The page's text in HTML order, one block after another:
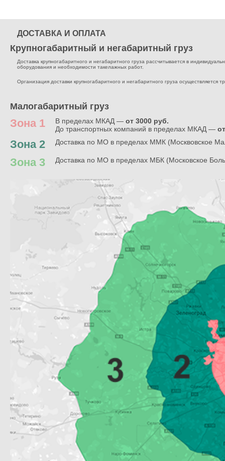
ДОСТАВКА И ОПЛАТА
Крупногабаритный и негабаритный груз
Доставка крупногабаритного и негабаритного груза рассчитывается в
оборудования и необходимости такелажных работ.
Организация доставки крупногабаритного и негабаритного груза
Малогабаритный груз
Зона 1 В пределах МКАД — от 3000 руб.
До транспортных компаний в пределах МКАД —
Зона 2 Доставка по МО в пределах ММК (Москвовское
Зона 3 Доставка по МО в пределах МБК (Московское